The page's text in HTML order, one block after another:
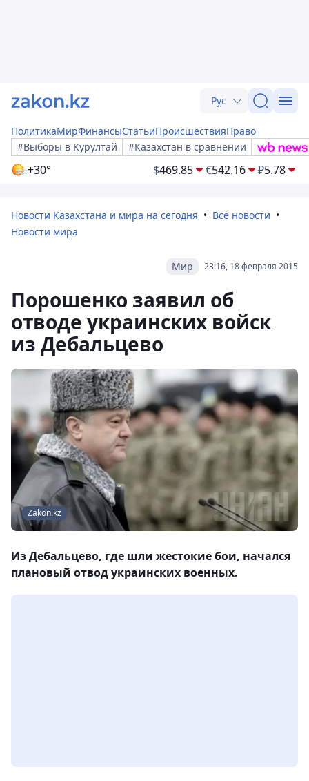
Рус
ПолитикаМирФинансыСтатьиПроисшествияПраво
#Выборы в Курултай
#Казахстан в сравнении
+30° $469.85 €542.16 ₽5.78
Новости Казахстана и мира на сегодня
Все новости
Новости мира
23:16, 18 февраля 2015
Мир
Порошенко заявил об
отводе украинских войск
из Дебальцево
Zakon.kz
Из Дебальцево, где шли жестокие бои, начался
плановый отвод украинских военных.